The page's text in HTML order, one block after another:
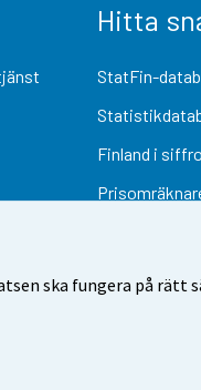
ska fungera på
Hitta
StatFin-
Finland i